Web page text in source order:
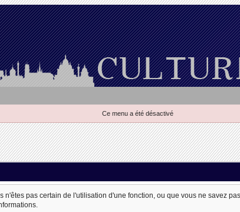
Ce menu a été désactivé
n'êtes pas certain de l'utilisation d'une fonction, ou que vous ne savez